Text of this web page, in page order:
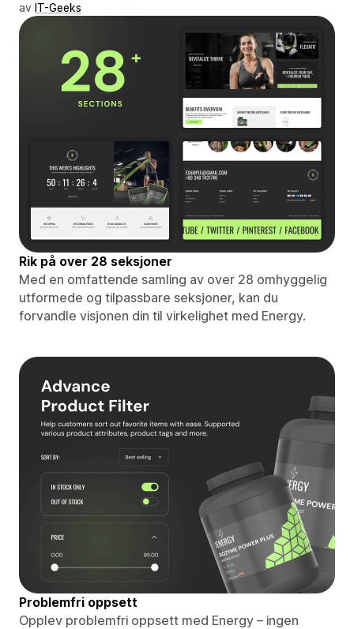
av IT-Geeks
Rik på over 28 seksjoner
Med en omfattende samling av over 28 omhyggelig
utformede og tilpassbare seksjoner, kan du
forvandle visjonen din til virkelighet med Energy.
Problemfri oppsett
Opplev problemfri oppsett med Energy – ingen